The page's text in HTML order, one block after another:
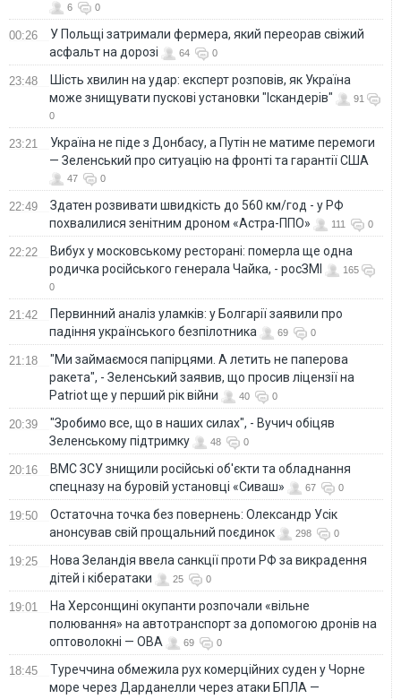
6 0
00:26
У Польщі затримали фермера, який переорав свіжий
асфальт на дорозі
64 0
23:48
Шість хвилин на удар: експерт розповів, як Україна
може знищувати пускові установки "Іскандерів"
91
0
23:21
Україна не піде з Донбасу, а Путін не матиме перемоги
— Зеленський про ситуацію на фронті та гарантії США
47 0
22:49
Здатен розвивати швидкість до 560 км/год - у РФ
похвалилися зенітним дроном «Астра-ППО»
111 0
22:22
Вибух у московському ресторані: померла ще одна
родичка російського генерала Чайка, - росЗМІ
165
0
21:42
Первинний аналіз уламків: у Болгарії заявили про
падіння українського безпілотника
69 0
21:18
"Ми займаємося папірцями. А летить не паперова
ракета", - Зеленський заявив, що просив ліцензії на
Patriot ще у перший рік війни
40 0
20:39
"Зробимо все, що в наших силах", - Вучич обіцяв
Зеленському підтримку
48 0
20:16
ВМС ЗСУ знищили російські об'єкти та обладнання
спецназу на буровій установці «Сиваш»
67 0
19:50
Остаточна точка без повернень: Олександр Усік
анонсував свій прощальний поєдинок
298 0
19:25
Нова Зеландія ввела санкції проти РФ за викрадення
дітей і кібератаки
25 0
19:01
На Херсонщині окупанти розпочали «вільне
полювання» на автотранспорт за допомогою дронів на
оптоволокні — ОВА
69 0
18:45
Туреччина обмежила рух комерційних суден у Чорне
море через Дарданелли через атаки БПЛА —